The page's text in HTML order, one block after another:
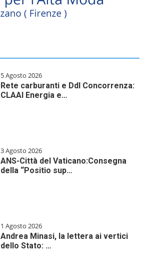
5 Agosto 2026
Rete carburanti e Ddl Concorrenza:
CLAAI Energia e…
3 Agosto 2026
ANS-Città del Vaticano:Consegna
della “Positio sup…
1 Agosto 2026
Andrea Minasi, la lettera ai vertici
dello Stato: …